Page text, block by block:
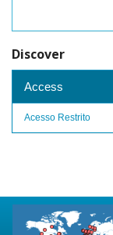
Discover
Access
Acesso Restrito